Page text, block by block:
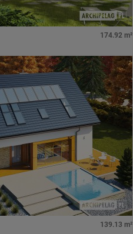
174.92 m²
139.13 m²